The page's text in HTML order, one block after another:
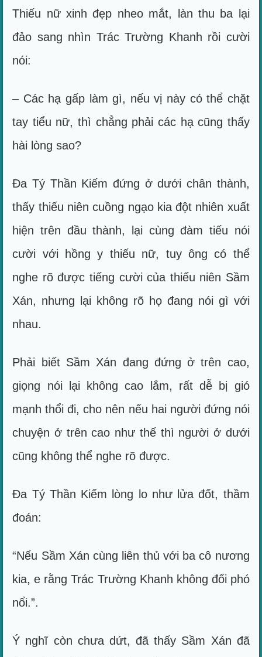
Thiếu nữ xinh đẹp nheo mắt, làn thu ba lại
đảo sang nhìn Trác Trường Khanh rồi cười
nói:
– Các hạ gấp làm gì, nếu vị này có thể chặt
tay tiểu nữ, thì chẳng phải các hạ cũng thấy
hài lòng sao?
Đa Tý Thần Kiếm đứng ở dưới chân thành,
thấy thiếu niên cuồng ngạo kia đột nhiên xuất
hiện trên đầu thành, lại cùng đàm tiếu nói
cười với hồng y thiếu nữ, tuy ông có thể
nghe rõ được tiếng cười của thiếu niên Sầm
Xán, nhưng lại không rõ họ đang nói gì với
nhau.
Phải biết Sầm Xán đang đứng ở trên cao,
giọng nói lại không cao lắm, rất dễ bị gió
mạnh thổi đi, cho nên nếu hai người đứng nói
chuyện ở trên cao như thế thì người ở dưới
cũng không thể nghe rõ được.
Đa Tý Thần Kiếm lòng lo như lửa đốt, thầm
đoán:
“Nếu Sầm Xán cùng liên thủ với ba cô nương
kia, e rằng Trác Trường Khanh không đối phó
nổi.”.
Ý nghĩ còn chưa dứt, đã thấy Sầm Xán đã